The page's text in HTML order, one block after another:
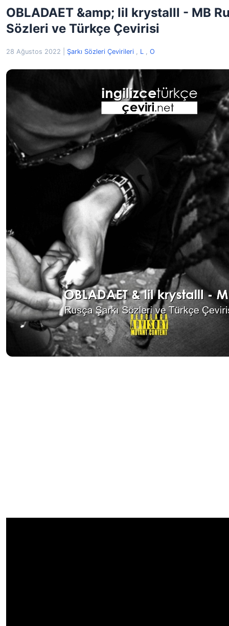
OBLADAET &amp; lil krystalll - MB
Sözleri ve Türkçe Çevirisi
28 Ağustos 2022 Şarkı Sözleri Çevirileri , L , O